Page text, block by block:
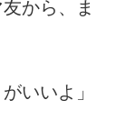
から、ま
いいよ」